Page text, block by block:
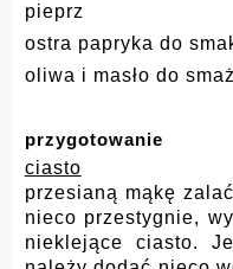
pieprz
ostra papryka do
oliwa i masło do
przygotowanie
ciasto
przesianą mąkę
nieco przestygnie,
nieklejące ciasto.